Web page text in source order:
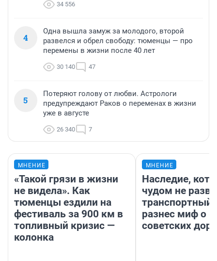
34 556
4
Одна вышла замуж за молодого, второй
развелся и обрел свободу: тюменцы — про
перемены в жизни после 40 лет
30 140 47
5
Потеряют голову от любви. Астрологи
предупреждают Раков о переменах в жизни
уже в августе
26 340 7
МНЕНИЕ
«Такой грязи в жизни
не видела». Как
тюменцы ездили на
фестиваль за 900 км в
топливный кризис —
колонка
МНЕНИЕ
Наследие,
чудом не
транспортный
разнес миф о
советских